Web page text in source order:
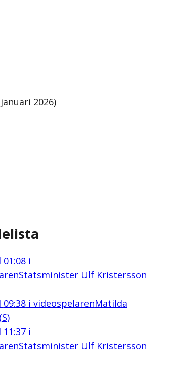
2026)
01:08i
Statsminister Ulf Kristersson
09:38i videospelarenMatilda
11:37i
Statsminister Ulf Kristersson